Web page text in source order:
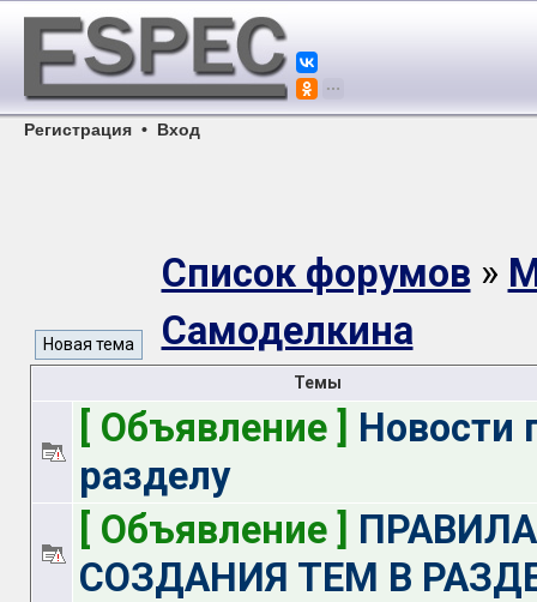
Регистрация • Вход
Список форумов »
Самоделкина
Темы
[ Объявление ] Новости
разделу
[ Объявление ] ПРАВИЛА
СОЗДАНИЯ ТЕМ В